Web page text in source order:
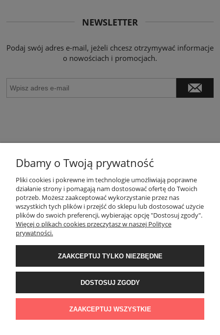
NEWSLETTER
Podaj swój adres e-mail, jeżeli chcesz otrzymywać informacje
o nowościach i promocjach.
POMOC
MOJE KONTO
INFORMACJE
O NAS
Dbamy o Twoją prywatność
Pliki cookies i pokrewne im technologie umożliwiają poprawne
działanie strony i pomagają nam dostosować ofertę do Twoich
potrzeb. Możesz zaakceptować wykorzystanie przez nas
wszystkich tych plików i przejść do sklepu lub dostosować użycie
plików do swoich preferencji, wybierając opcję "Dostosuj zgody".
Więcej o plikach cookies przeczytasz w naszej Polityce
prywatności.
ZAAKCEPTUJ TYLKO NIEZBĘDNE
DOSTOSUJ ZGODY
ZAAKCEPTUJ WSZYSTKIE